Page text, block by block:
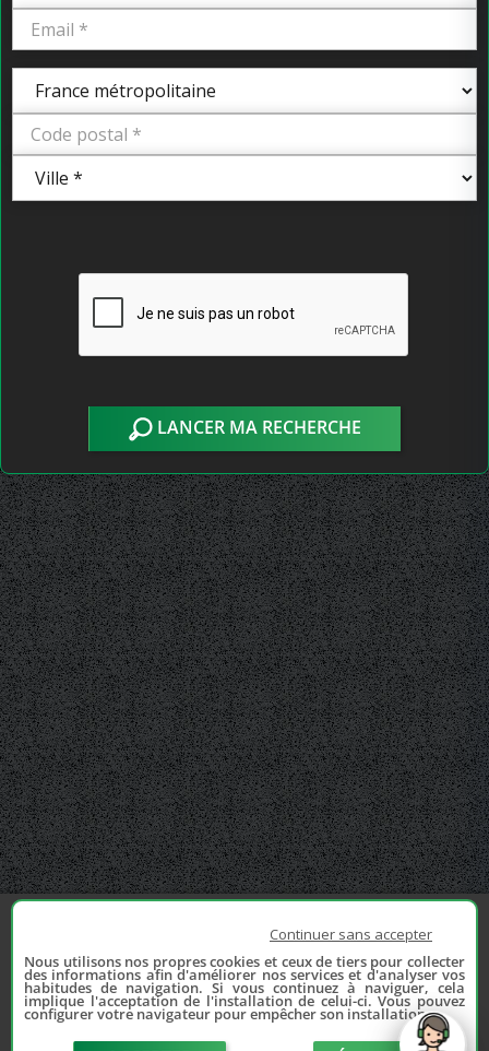
LANCER MA RECHERCHE
Continuer sans accepter
Nous utilisons nos propres cookies et ceux de tiers pour collecter
des informations afin d'améliorer nos services et d'analyser vos
habitudes de navigation. Si vous continuez à naviguer, cela
implique l'acceptation de l'installation de celui-ci. Vous pouvez
configurer votre navigateur pour empêcher son installation.